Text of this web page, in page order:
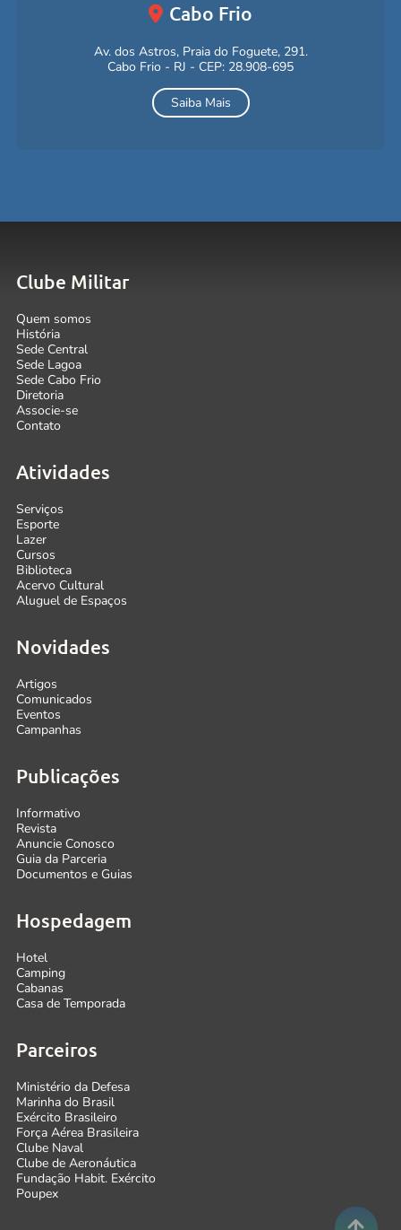
Cabo Frio
Av. dos Astros, Praia do Foguete, 291.
Cabo Frio - RJ - CEP: 28.908-695
Saiba Mais
Clube Militar
Quem somos
História
Sede Central
Sede Lagoa
Sede Cabo Frio
Diretoria
Associe-se
Contato
Atividades
Serviços
Esporte
Lazer
Cursos
Biblioteca
Acervo Cultural
Aluguel de Espaços
Novidades
Artigos
Comunicados
Eventos
Campanhas
Publicações
Informativo
Revista
Anuncie Conosco
Guia da Parceria
Documentos e Guias
Hospedagem
Hotel
Camping
Cabanas
Casa de Temporada
Parceiros
Ministério da Defesa
Marinha do Brasil
Exército Brasileiro
Força Aérea Brasileira
Clube Naval
Clube de Aeronáutica
Fundação Habit. Exército
Poupex